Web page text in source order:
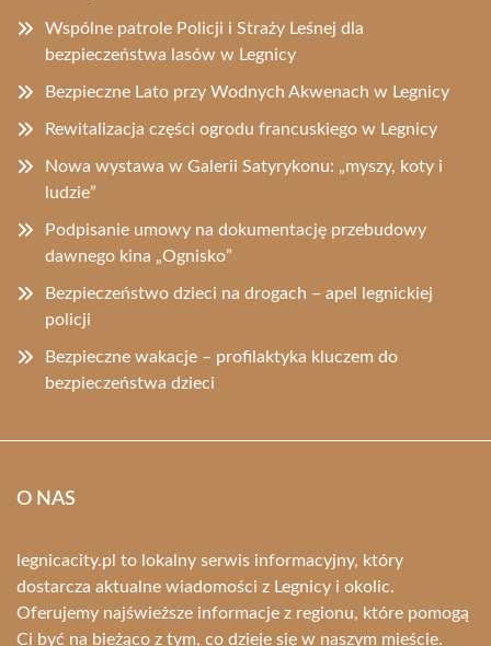
Wspólne patrole Policji i Straży Leśnej dla
bezpieczeństwa lasów w Legnicy
Bezpieczne Lato przy Wodnych Akwenach w Legnicy
Rewitalizacja części ogrodu francuskiego w Legnicy
Nowa wystawa w Galerii Satyrykonu: „myszy, koty i
ludzie”
Podpisanie umowy na dokumentację przebudowy
dawnego kina „Ognisko”
Bezpieczeństwo dzieci na drogach – apel legnickiej
policji
Bezpieczne wakacje – profilaktyka kluczem do
bezpieczeństwa dzieci
O NAS
legnicacity.pl to lokalny serwis informacyjny, który
dostarcza aktualne wiadomości z Legnicy i okolic.
Oferujemy najświeższe informacje z regionu, które pomogą
Ci być na bieżąco z tym, co dzieje się w naszym mieście.